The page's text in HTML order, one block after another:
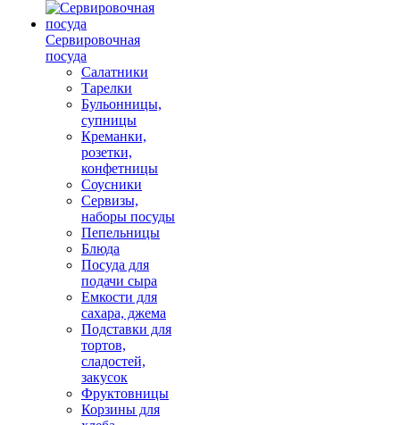
Сервировочная
посуда
Салатники
Тарелки
Бульонницы,
супницы
Креманки,
розетки,
конфетницы
Соусники
Сервизы,
наборы посуды
Пепельницы
Блюда
Посуда для
подачи сыра
Емкости для
сахара, джема
Подставки для
тортов,
сладостей,
закусок
Фруктовницы
Корзины для